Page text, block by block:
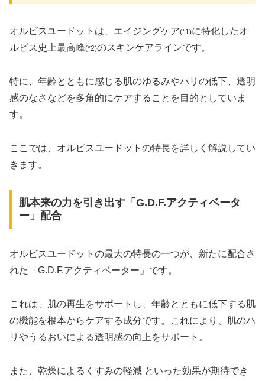
オルビスユードットは、エイジングケア(*1)に特化したオ
ルビス史上最高峰(*2)のスキンケアラインです。
特に、年齢とともに感じる肌のゆるみやハリの低下、透明
感のなさなどを多角的にケアすることを目的としていま
す。
ここでは、オルビスユードットの特長を詳しく解説してい
きます。
肌本来の力を引き出す「G.D.F.アクティベータ
ー」配合
オルビスユードットの最大の特長の一つが、新たに配合さ
れた「G.D.F.アクティベーター」です。
これは、肌の再生をサポートし、年齢とともに低下する肌
の機能を根本からケアする成分です。これにより、肌のハ
リやうるおいによる透明感の向上をサポート。
また、乾燥によるくすみの軽減 といった効果が期待でき